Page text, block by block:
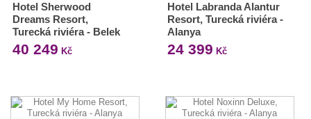
Hotel Sherwood
Dreams Resort,
Turecká riviéra - Belek
40 249 Kč
Hotel Labranda Alantur
Resort, Turecká riviéra -
Alanya
24 399 Kč